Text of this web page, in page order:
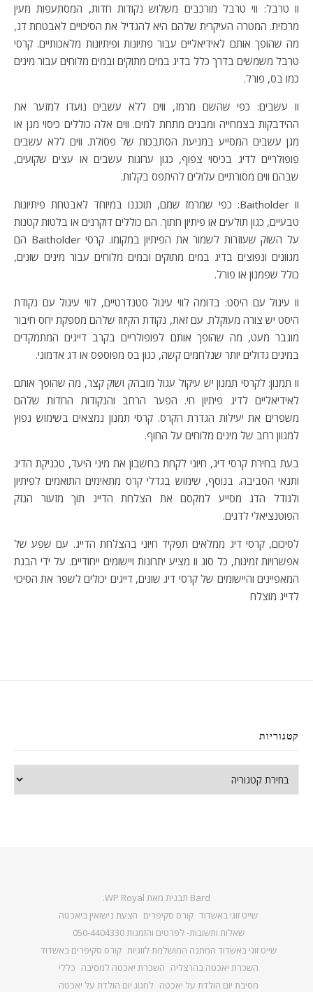
וו טרבל: ווי טרבל מורכבים משלוש נקודות חדות, המסתעפות מעין
מרכזית. המטרה העיקרית שלהם היא להגדיל את הסיכויים לאבטחת דג,
מה שהופך אותם לאידיאליים עבור פתיונות ופיתיונות מלאכותיים. קרסי
טרבל משמשים בדרך כלל בדיג במים מתוקים ובמים מלוחים עבור מינים
כמו בס, פורל.
וו עשבים: כפי שהשם מרמז, ווים ללא עשבים נועדו למזער את
ההידבקות בצמחייה ומבנים מתחת למים. ווים אלה כוללים כיסוי מגן או
מגן עשבים המסייע במניעת הסתבכות של פסולת. ווים ללא עשבים
פופולריים לדיג בכיסוי צפוף, כגון ערוגות עשבים או עצים שקועים,
שבהם ווים מסורתיים עלולים להיתפס בקלות.
וו Baitholder: כפי שמרמז שמם, תוכננו במיוחד לאבטחת פיתיונות
טבעיים, כגון תולעים או פיתיון חתוך. הם כוללים דוקרנים או בלטות קטנות
על השוק שעוזרות לשמור את הפיתיון במקומו. קרסי Baitholder הם
מגוונים ונפוצים בדיג במים מתוקים ובמים מלוחים עבור מינים שונים,
כולל שפמנון או פורל.
וו עיגול עם היסט: בדומה לווי עיגול סטנדרטיים, לווי עיגול עם נקודת
היסט יש צורה מעוקלת. עם זאת, נקודת הקיזוז שלהם מספקת יחס חיבור
מוגבר מעט, מה שהופך אותם לפופולריים בקרב דייגים המתמקדים
במינים גדולים יותר שנלחמים קשה, כגון בס מפוספס או דג אדמוני.
וו תמנון: לקרסי תמנון יש עיקול עגול מובהק ושוק קצר, מה שהופך אותם
לאידיאליים לדיג פיתיון חי. הפער הרחב והנקודות החדות שלהם
משפרים את יעילות הגדרת הקרס. קרסי תמנון נמצאים בשימוש נפוץ
למגוון רחב של מינים מלוחים על החוף.
בעת בחירת קרסי דיג, חיוני לקחת בחשבון את מיני היעד, טכניקת הדיג
ותנאי הסביבה. בנוסף, שימוש בגדלי קרס מתאימים התואמים לפיתיון
ולגודל הדג מסייע למקסם את הצלחת הדייג תוך מזעור הנזק
הפוטנציאלי לדגים.
לסיכום, קרסי דיג ממלאים תפקיד חיוני בהצלחת הדייג. עם שפע של
אפשרויות זמינות, כל סוג וו מציע יתרונות ויישומים ייחודיים. על ידי הבנת
המאפיינים והיישומים של קרסי דיג שונים, דייגים יכולים לשפר את הסיכוי
לדייג מוצלח
קטגוריות
Bard תבנית מאת WP Royal
.
שייט זוגי באשדוד קורס סקיפרים הצעת נישואין ביאכטה
שאלות ותשובות- לפרטים והזמנות 050-4404330
שייט זוגי באשדוד המתנה המושלמת לזוגיות קורס סקיפרים באשדוד
השכרת יאכטה בהרצליה השכרת יאכטה למסיבה כללי
מסיבת יום הולדת על יאכטה לחגוג יום הולדת על יאכטה